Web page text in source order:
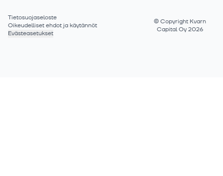
Tietosuojaseloste
Oikeudelliset ehdot ja käytännöt
Evästeasetukset
©Copyright Kvarn
Capital Oy 2026